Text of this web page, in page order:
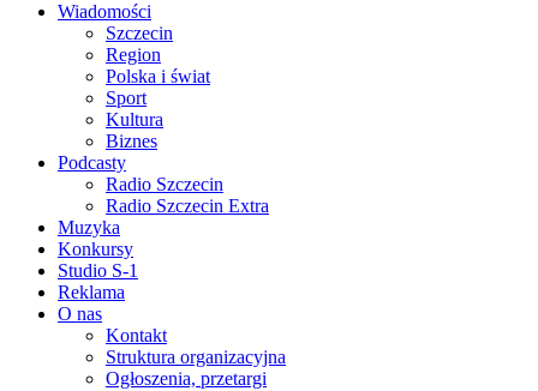
Wiadomości
Szczecin
Region
Polska i świat
Sport
Kultura
Biznes
Podcasty
Radio Szczecin
Radio Szczecin Extra
Muzyka
Konkursy
Studio S-1
Reklama
O nas
Kontakt
Struktura organizacyjna
Ogłoszenia, przetargi